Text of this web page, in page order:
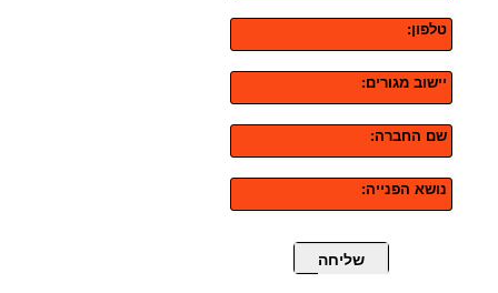
טלפון:
יישוב מגורים:
שם החברה:
נושא הפנייה:
שליחה